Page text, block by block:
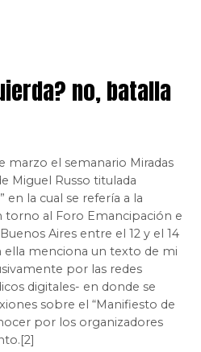
no, batalla
marzo el semanario Miradas
Miguel Russo titulada
en la cual se refería a la
torno al Foro Emancipación e
Aires entre el 12 y el 14
ella menciona un texto de mi
por las redes
digitales- en donde se
sobre el “Manifiesto de
por los organizadores